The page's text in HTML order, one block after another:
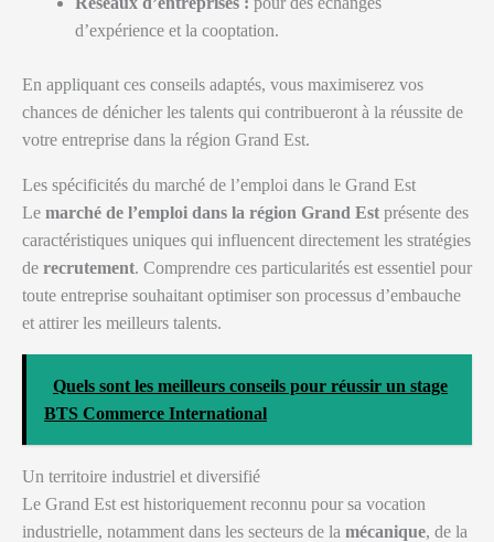
d’expérience et la cooptation.
En appliquant ces conseils adaptés, vous maximiserez vos
chances de dénicher les talents qui contribueront à la réussite de
votre entreprise dans la région Grand Est.
Les spécificités du marché de l’emploi dans le Grand Est
Le marché de l’emploi dans la région Grand Est présente des
caractéristiques uniques qui influencent directement les stratégies
de recrutement. Comprendre ces particularités est essentiel pour
toute entreprise souhaitant optimiser son processus d’embauche
et attirer les meilleurs talents.
Quels sont les meilleurs conseils pour réussir un stage
BTS Commerce International
Un territoire industriel et diversifié
Le Grand Est est historiquement reconnu pour sa vocation
industrielle, notamment dans les secteurs de la mécanique, de la